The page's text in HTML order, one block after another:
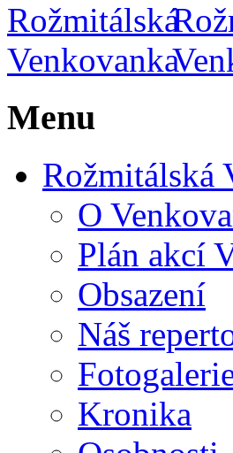
Menu
Rožmitálská
O
Plán akcí
Obsazení
Náš
Kronika